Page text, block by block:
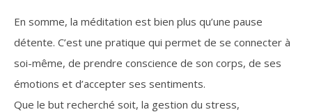
En somme, la méditation est bien plus qu’une pause
détente. C’est une pratique qui permet de se connecter à
soi-même, de prendre conscience de son corps, de ses
émotions et d’accepter ses sentiments.
Que le but recherché soit, la gestion du stress,